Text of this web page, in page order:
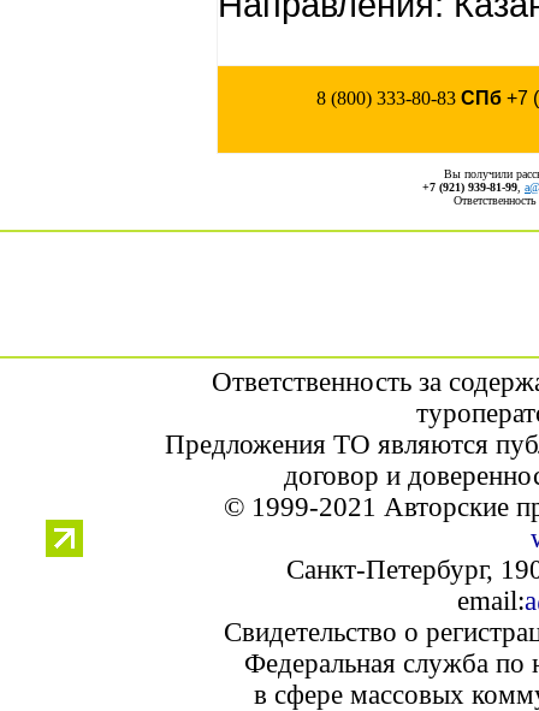
8 (800) 333-80-83СПб +7
Вы получили
+7 (921) 939-81-99
Ответственность за
Предложения ТО являются
договор и
© 1999-2021 Авторские
Санкт-Петербург,
email:
Свидетельство о
Федеральная служба по
в сфере массовых